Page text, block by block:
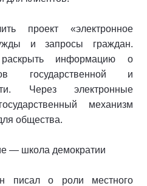
проект «электронное
и запросы граждан.
информацию о
государственной и
Через электронные
механизм
общества.
— школа демократии
писал о роли местного